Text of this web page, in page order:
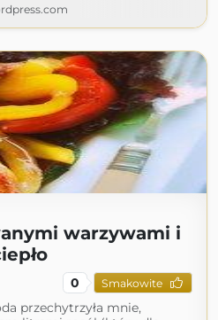
warzywami i
0 Smakowite
przechytrzyła mnie,